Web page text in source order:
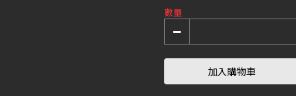
數量
加入購物車